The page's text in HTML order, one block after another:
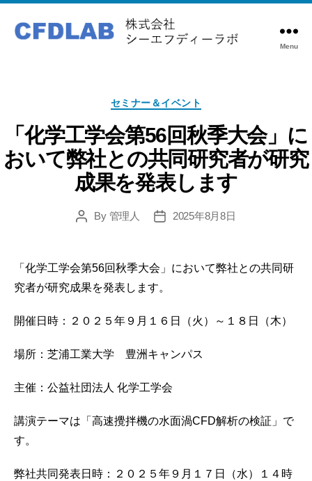
ー
エ
フ
Menu
Categories
セミナー＆イベント
「化学工学会第56回秋季大会」に
おいて弊社との共同研究者が研究
成果を発表します
PostBy 管理人
Post2025年8月8日
「化学工学会第56回秋季大会」において弊社との共同研
究者が研究成果を発表します。
開催日時：２０２５年９月１６日（火）～１８日（木）
場所：芝浦工業大学 豊洲キャンパス
主催：公益社団法人 化学工学会
講演テーマは「高速攪拌機の水面渦CFD解析の検証」で
す。
弊社共同発表日時：２０２５年９月１７日（水）１４時